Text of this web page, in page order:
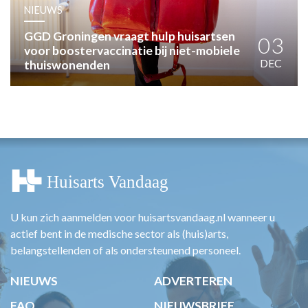
PRAKTIJKZAKEN
TARIEVEN
VPHUISARTSEN
MEDISCHE VAKHANDEL
NIEUWS
GGD Groningen vraagt hulp huisartsen
voor boostervaccinatie bij niet-mobiele
thuiswonenden
03
DEC
U kun zich aanmelden voor huisartsvandaag.nl wanneer u
actief bent in de medische sector als (huis)arts,
belangstellenden of als ondersteunend personeel.
NIEUWS
ADVERTEREN